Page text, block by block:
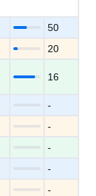
50
20
16
-
-
-
-
-